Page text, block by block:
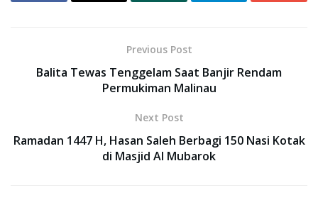
Previous Post
Balita Tewas Tenggelam Saat Banjir Rendam
Permukiman Malinau
Next Post
Ramadan 1447 H, Hasan Saleh Berbagi 150 Nasi Kotak
di Masjid Al Mubarok